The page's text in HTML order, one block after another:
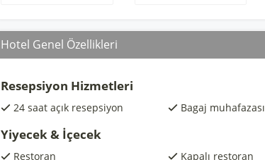
Hotel Genel Özellikleri
Resepsiyon Hizmetleri
24 saat açık resepsiyon Bagaj muhafazası
Yiyecek & İçecek
Restoran Kapalı restoran